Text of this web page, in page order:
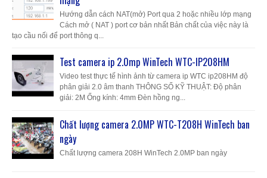
Hướng dẫn cách NAT(mở) Port qua 2 hoặc nhiều lớp mạng
Cách mở ( NAT ) port cơ bản nhất Bản chất của việc này là
tạo cầu nối để port thông q...
Test camera ip 2.0mp WinTech WTC-IP208HM
Video test thực tế hình ảnh từ camera ip WTC ip208HM độ
phân giải 2.0 âm thanh THÔNG SỐ KỸ THUẬT: Độ phân
giải: 2M Ống kính: 4mm Đèn hồng ng...
Chất lượng camera 2.0MP WTC-T208H WinTech ban
ngày
Chất lượng camera 208H WinTech 2.0MP ban ngày